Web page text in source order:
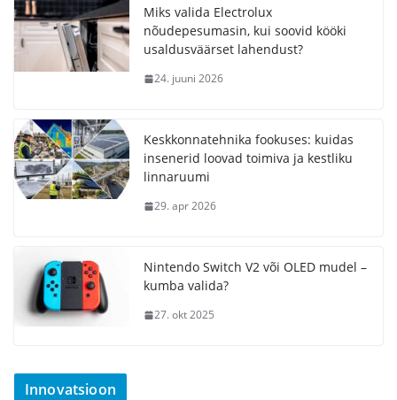
Miks valida Electrolux
nõudepesumasin, kui soovid kööki
usaldusväärset lahendust?
24. juuni 2026
Keskkonnatehnika fookuses: kuidas
insenerid loovad toimiva ja kestliku
linnaruumi
29. apr 2026
Nintendo Switch V2 või OLED mudel –
kumba valida?
27. okt 2025
Innovatsioon